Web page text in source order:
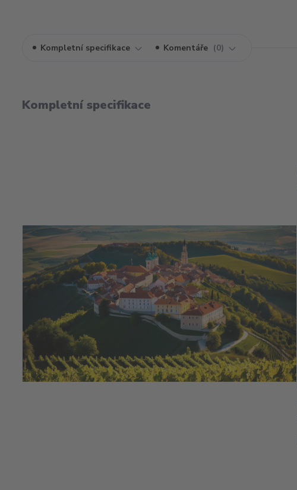
Kompletní specifikace Komentáře 0
Kompletní specifikace